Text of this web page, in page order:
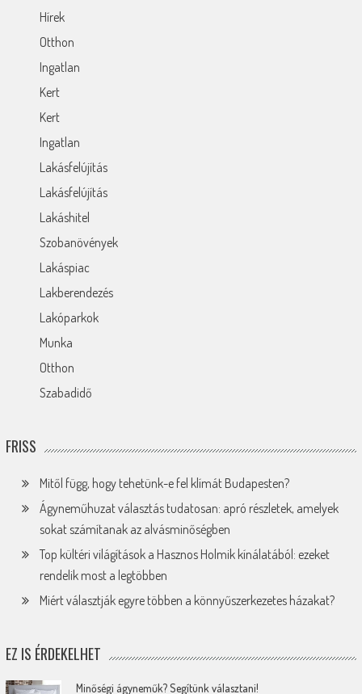
Hírek
Otthon
Ingatlan
Kert
Kert
Ingatlan
Lakásfelújítás
Lakásfelújítás
Lakáshitel
Szobanövények
Lakáspiac
Lakberendezés
Lakóparkok
Munka
Otthon
Szabadidő
FRISS
Mitől függ, hogy tehetünk-e fel klímát Budapesten?
Ágyneműhuzat választás tudatosan: apró részletek, amelyek
sokat számítanak az alvásminőségben
Top kültéri világítások a Hasznos Holmik kínálatából: ezeket
rendelik most a legtöbben
Miért választják egyre többen a könnyűszerkezetes házakat?
EZ IS ÉRDEKELHET
Minőségi ágyneműk? Segítünk választani!